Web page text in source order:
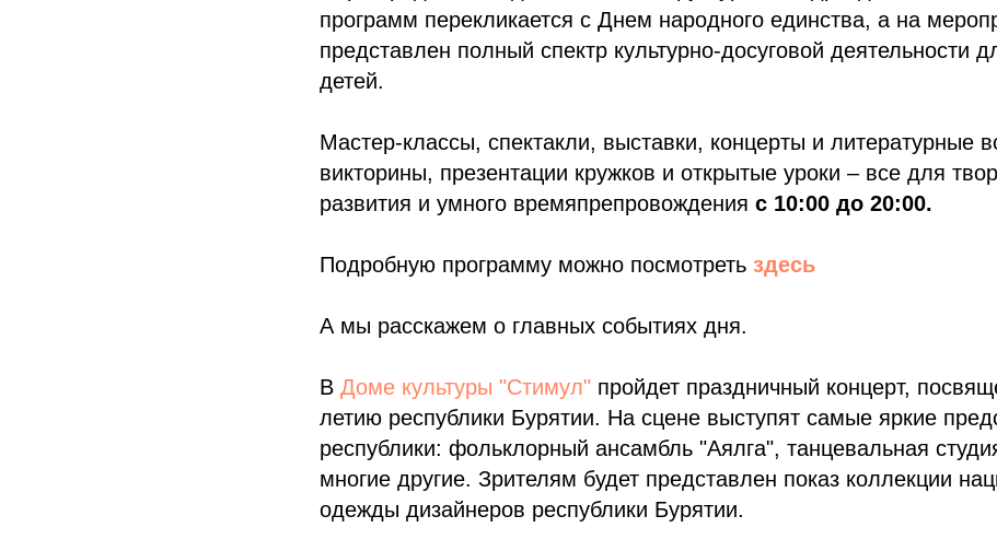
программ перекликается с Днем народного единства, а на
представлен полный спектр культурно-досуговой деятельности
детей.
Мастер-классы, спектакли, выставки, концерты и литературные
викторины, презентации кружков и открытые уроки – все для
развития и умного времяпрепровождения с 10:00 до 20:00.
Подробную программу можно посмотреть здесь
А мы расскажем о главных событиях дня.
В Доме культуры "Стимул" пройдет праздничный концерт,
летию республики Бурятии. На сцене выступят самые яркие
республики: фольклорный ансамбль "Аялга", танцевальная
многие другие. Зрителям будет представлен показ коллекции
одежды дизайнеров республики Бурятии.